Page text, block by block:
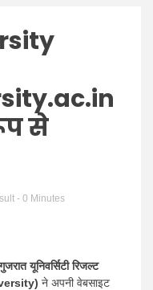
से
- 0 Minutes
गुजरात यूनिवर्सिटी रिजल्ट
ने अपनी वेबसाइट